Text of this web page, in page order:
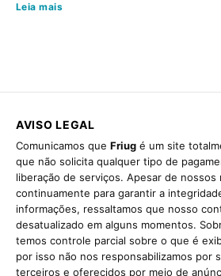
Leia mais
AVISO LEGAL
Comunicamos que Friug é um site
que não solicita qualquer tipo de
liberação de serviços. Apesar de
continuamente para garantir a
informações, ressaltamos que nosso
desatualizado em alguns momentos.
temos controle parcial sobre o que é
por isso não nos responsabilizamos por
terceiros e oferecidos por meio de